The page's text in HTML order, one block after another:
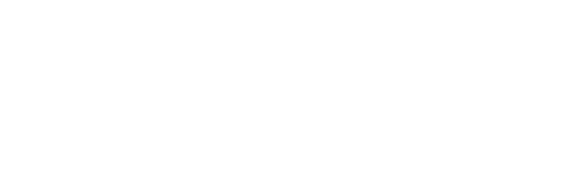
mit uns über ein auf der Website
wissen, von wem die Anfrage stammt und um diese
mit uns erfolgt nach Art. 6 Abs. 1 S. 1 lit. a
uns erhobenen personenbezogenen Daten werden